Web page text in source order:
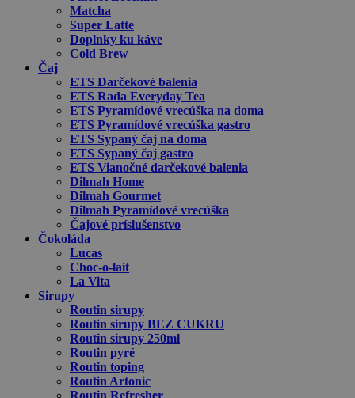
Matcha
Super Latte
Doplnky ku káve
Cold Brew
Čaj
ETS Darčekové balenia
ETS Rada Everyday Tea
ETS Pyramídové vrecúška na doma
ETS Pyramídové vrecúška gastro
ETS Sypaný čaj na doma
ETS Sypaný čaj gastro
ETS Vianočné darčekové balenia
Dilmah Home
Dilmah Gourmet
Dilmah Pyramídové vrecúška
Čajové príslušenstvo
Čokoláda
Lucas
Choc-o-lait
La Vita
Sirupy
Routin sirupy
Routin sirupy BEZ CUKRU
Routin sirupy 250ml
Routin pyré
Routin toping
Routin Artonic
Routin Refresher